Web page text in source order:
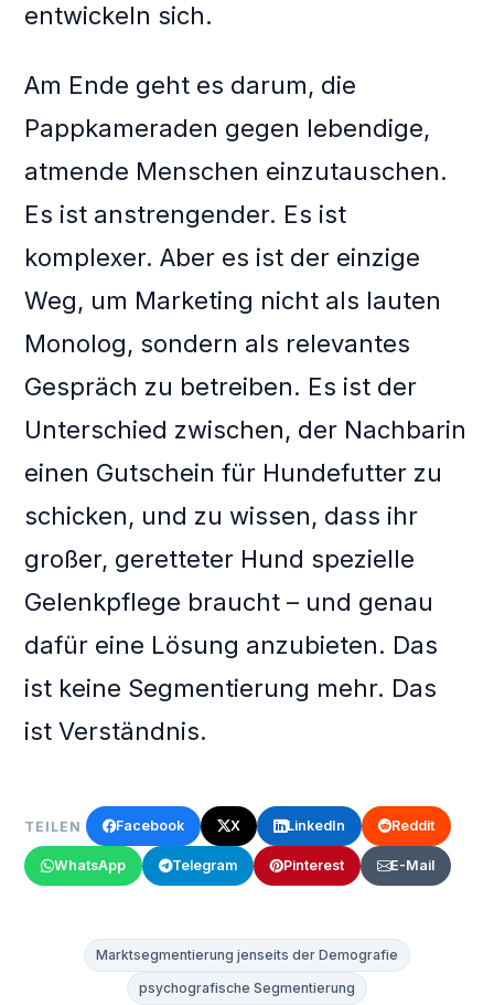
entwickeln sich.
Am Ende geht es darum, die
Pappkameraden gegen lebendige,
atmende Menschen einzutauschen.
Es ist anstrengender. Es ist
komplexer. Aber es ist der einzige
Weg, um Marketing nicht als lauten
Monolog, sondern als relevantes
Gespräch zu betreiben. Es ist der
Unterschied zwischen, der Nachbarin
einen Gutschein für Hundefutter zu
schicken, und zu wissen, dass ihr
großer, geretteter Hund spezielle
Gelenkpflege braucht – und genau
dafür eine Lösung anzubieten. Das
ist keine Segmentierung mehr. Das
ist Verständnis.
TEILEN Facebook X LinkedIn Reddit
WhatsApp Telegram Pinterest E-Mail
Marktsegmentierung jenseits der Demografie
psychografische Segmentierung